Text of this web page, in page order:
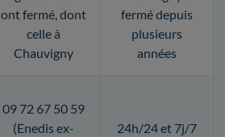
ont fermé, dont
celle à
Chauvigny
fermé depuis
plusieurs
années
09 72 67 50 59
(Enedis ex-
24h/24 et 7j/7